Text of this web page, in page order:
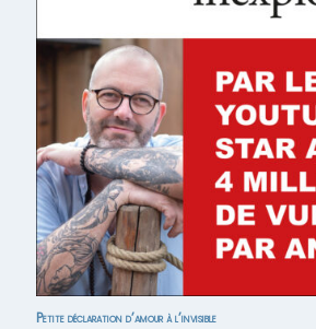
Petite déclaration d’amour à l’invisible